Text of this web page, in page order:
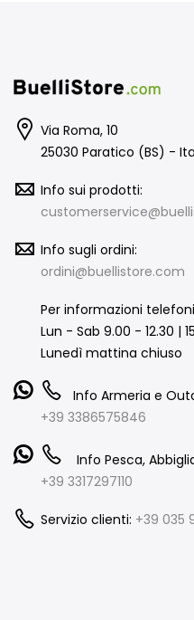
Via Roma, 10
25030 Paratico (BS) -
Info sui prodotti:
Info sugli ordini:
ordini@buellistore.com
Per informazioni
Lun - Sab 9.00 - 12.30 |
Lunedì mattina chiuso
Info Armeria e
+39 3386575846
Info Pesca,
+39 3317297110
Servizio clienti: +39 035